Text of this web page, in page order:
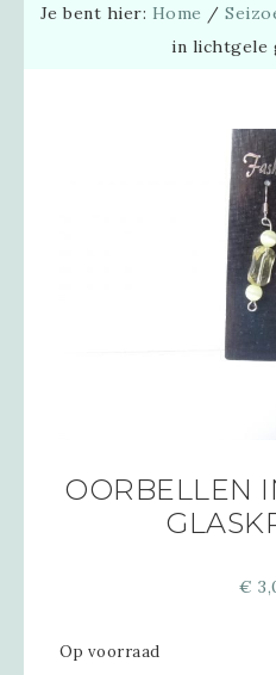
Je bent hier: Home /
in lichtgele
OORBELLEN
€
Op voorraad